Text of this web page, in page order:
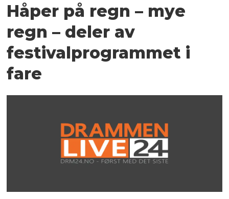
Håper på regn – mye
regn – deler av
festivalprogrammet i
fare